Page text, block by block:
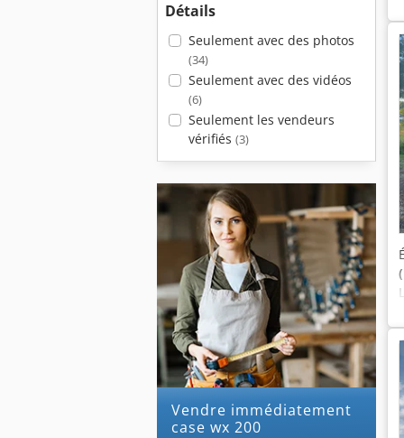
Détails
Seulement avec des photos
(34)
Seulement avec des vidéos
(6)
Seulement les vendeurs
vérifiés (3)
Vendre immédiatement
case wx 200